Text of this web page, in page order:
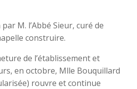
M. l’Abbé Sieur, curé de
construire.
de l’établissement et
en octobre, Mlle Bouquillard
rouvre et continue